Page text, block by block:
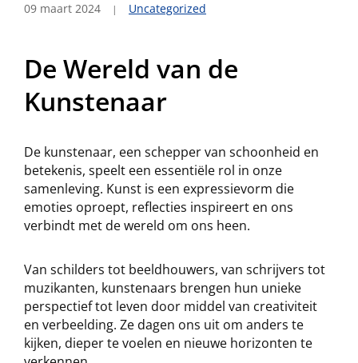
09 maart 2024 Uncategorized
De Wereld van de
Kunstenaar
De kunstenaar, een schepper van schoonheid en
betekenis, speelt een essentiële rol in onze
samenleving. Kunst is een expressievorm die
emoties oproept, reflecties inspireert en ons
verbindt met de wereld om ons heen.
Van schilders tot beeldhouwers, van schrijvers tot
muzikanten, kunstenaars brengen hun unieke
perspectief tot leven door middel van creativiteit
en verbeelding. Ze dagen ons uit om anders te
kijken, dieper te voelen en nieuwe horizonten te